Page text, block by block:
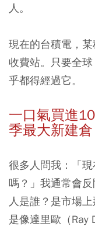
人。
現在的台積電，
收費站。只要全
乎都得經過它。
一口氣買進
季最大新建倉
很多人問我：「
嗎？」我通常會
人是誰？是市場
是像達里歐（Ray